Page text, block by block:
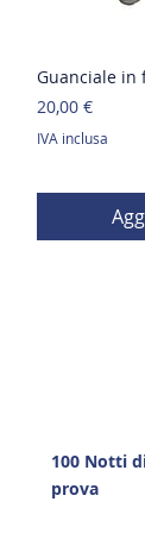
Guanciale in
Prezzo
20,00 €
IVA inclusa
100 Notti
prova